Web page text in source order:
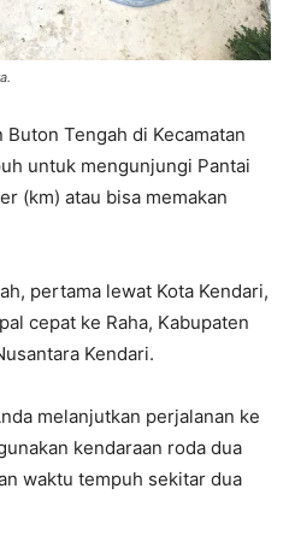
Tengah di Kecamatan
untuk mengunjungi Pantai
(km) atau bisa memakan
pertama lewat Kota Kendari,
cepat ke Raha, Kabupaten
Kendari.
melanjutkan perjalanan ke
kendaraan roda dua
waktu tempuh sekitar dua